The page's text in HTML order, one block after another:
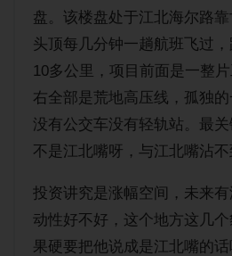
盘。该楼盘处于江北海尔路靠
头顶每几分钟一趟航班飞过
10多公里，项目前面是一整
右全部是荒地高压线，孤独的
没有公交车没有轻轨站。最
不是江北嘴呀，与江北嘴沾不
投资讲究是涨幅空间，未来
动性好不好，这个地方这几
果硬要把他说成是江北嘴的